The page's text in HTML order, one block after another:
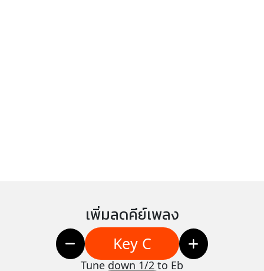
เพิ่มลดคีย์เพลง
Key C
Tune down 1/2 to Eb